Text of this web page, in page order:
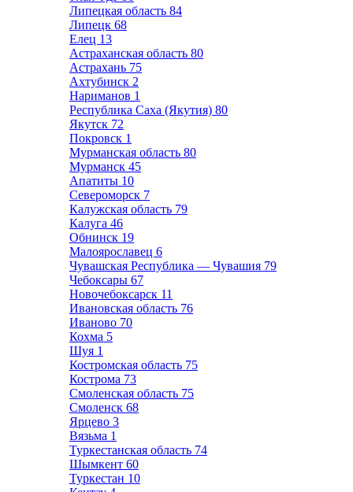
Липецкая область 84
Липецк 68
Елец 13
Астраханская область 80
Астрахань 75
Ахтубинск 2
Нариманов 1
Республика Саха (Якутия) 80
Якутск 72
Покровск 1
Мурманская область 80
Мурманск 45
Апатиты 10
Североморск 7
Калужская область 79
Калуга 46
Обнинск 19
Малоярославец 6
Чувашская Республика — Чувашия 79
Чебоксары 67
Новочебоксарск 11
Ивановская область 76
Иваново 70
Кохма 5
Шуя 1
Костромская область 75
Кострома 73
Смоленская область 75
Смоленск 68
Ярцево 3
Вязьма 1
Туркестанская область 74
Шымкент 60
Туркестан 10